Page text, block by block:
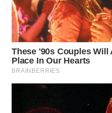
WN
KARO
WN
SIMALUNGUN